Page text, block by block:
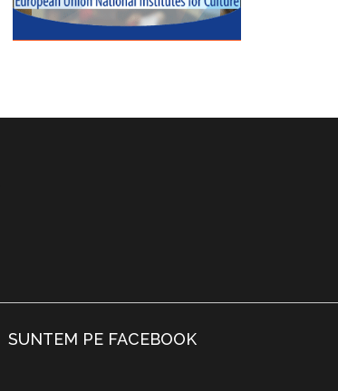
SUNTEM PE FACEBOOK